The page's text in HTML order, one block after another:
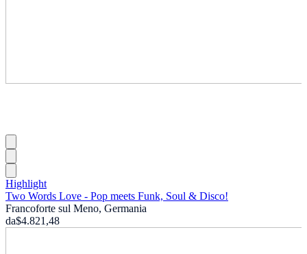
Highlight
Two Words Love - Pop meets Funk, Soul & Disco!
Francoforte sul Meno, Germania
da$4.821,48